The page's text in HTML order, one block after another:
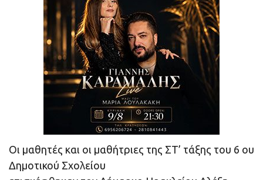
Οι μαθητές και οι μαθήτριες της ΣΤ’ τάξης του 6 ου
Δημοτικού Σχολείου